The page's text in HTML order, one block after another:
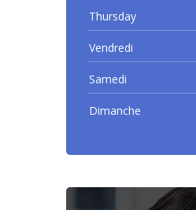
Thursday
Vendredi
Samedi
Dimanche